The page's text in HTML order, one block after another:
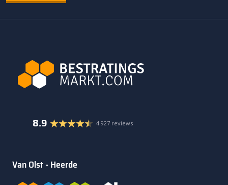
8.9 4.927 reviews
Van Olst - Heerde